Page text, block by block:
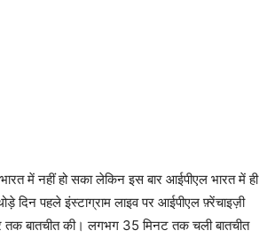
में नहीं हो सका लेकिन इस बार आईपीएल भारत में ही
दिन पहले इंस्टाग्राम लाइव पर आईपीएल फ़्रेंचाइज़ी
तक बातचीत की। लगभग 35 मिनट तक चली बातचीत